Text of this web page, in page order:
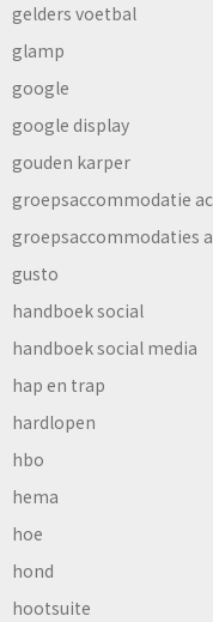
gelders voetbal
glamp
google
google display
gouden karper
groepsaccommodatie
groepsaccommodaties
gusto
handboek social
handboek social media
hap en trap
hardlopen
hbo
hema
hoe
hond
hootsuite